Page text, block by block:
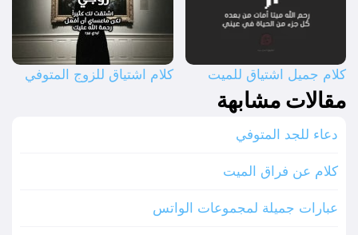
كلام جميل اشتياق للميت كلام اشتياق للزوج المتوفي
مقالات مشابهة
دعاء للجد المتوفي
كلام عن فراق الميت
عبارات جميلة لمجموعات الواتس